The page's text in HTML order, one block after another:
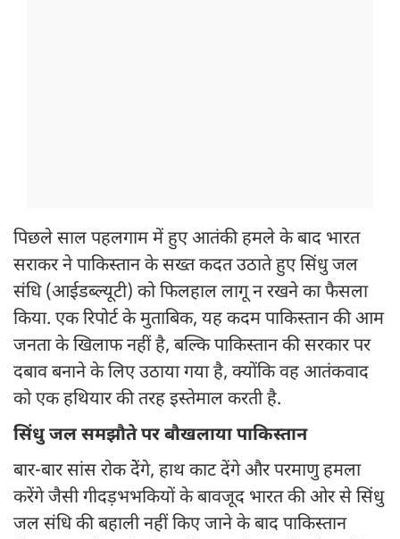
पिछले साल पहलगाम में हुए आतंकी हमले के बाद भारत
सराकर ने पाक‍िस्‍तान के सख्‍त कदत उठाते हुए सिंधु जल
संधि (आईडब्‍ल्‍यूटी) को फिलहाल लागू न रखने का फैसला
किया. एक रिपोर्ट के मुताबिक, यह कदम पाकिस्तान की आम
जनता के खिलाफ नहीं है, बल्कि पाकिस्तान की सरकार पर
दबाव बनाने के लिए उठाया गया है, क्योंकि वह आतंकवाद
को एक हथियार की तरह इस्तेमाल करती है.
सिंधु जल समझौते पर बौखलाया पाकिस्तान
बार-बार सांस रोक देेंगे, हाथ काट देंगे और परमाणु हमला
करेंगे जैसी गीदड़भभकियों के बावजूद भारत की ओर से सिंधु
जल संधि की बहाली नहीं किए जाने के बाद पाकिस्तान